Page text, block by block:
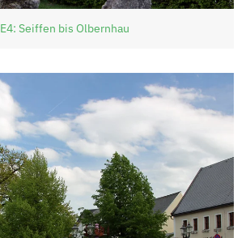
E4: Seiffen bis Olbernhau